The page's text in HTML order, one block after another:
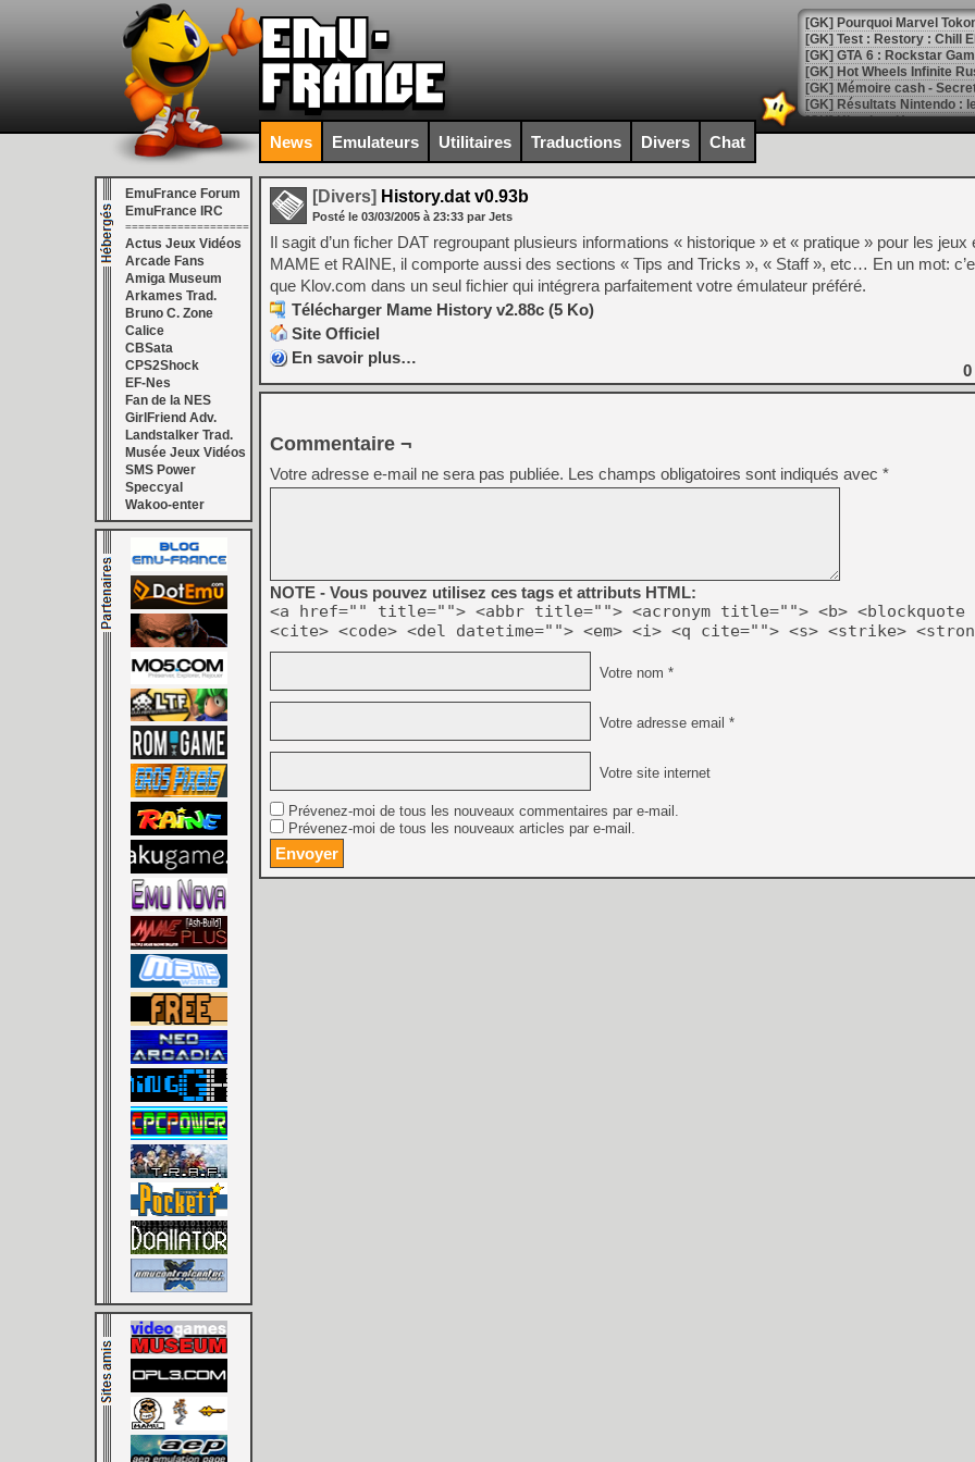
[GK] Pourquoi Marvel
[GK] Test : Restory : Chill
[GK] GTA 6 : Rockstar
[GK] Hot Wheels Infinite
[GK] Mémoire cash -
[GK] Résultats Nintendo :
[GK] Déjà des
[Mo5] Brickboy cherche à
[GK] Minecraft et ses «
[GK] Beast of
[GK] Ubisoft : fin de partie
[GK] Mémoire cash -
[GK] Dan Houser (GTA)
[GK] Comment EA Sports
[GK] Crimson Moon : un
[GK] Isle of Reveries : le
[GK] Moonlighter 2 : The
[GK] Capcom relance
[Mo5] Deux inédits du
[GK] Le beat'em up The
[GK] Endless Legend 2 :
[LS] [PS5] Le WebKit
[GK] Oubliez Crazy Taxi,
[LS] [Switch] NSZ 5.0.0
[GK] No More Room in
[GK] Un chatbot Atelier
[GK] Mémoire cash -
[GK] Nvidia : le prix des
[GK] Suikoden Star Leap
[Mo5] La mini borne
News Emulateurs Utilitaires Traductions Divers Chat
EmuFrance Forum
EmuFrance IRC
===================
Actus Jeux Vidéos
Arcade Fans
Amiga Museum
Arkames Trad.
Bruno C. Zone
Calice
CBSata
CPS2Shock
EF-Nes
Fan de la NES
GirlFriend Adv.
Landstalker Trad.
Musée Jeux Vidéos
SMS Power
Speccyal
Wakoo-enter
[Divers] History.dat v0.93b
Posté le 03/03/2005 à 23:33 par Jets
Il sagit d’un ficher DAT regroupant plusieurs informations « historique » et « pratique » pour les jeux
MAME et RAINE, il comporte aussi des sections « Tips and Tricks », « Staff », etc… En un mot:
que Klov.com dans un seul fichier qui intégrera parfaitement votre émulateur préféré.
Télécharger Mame History v2.88c (5 Ko)
Site Officiel
En savoir plus…
0
Commentaire ¬
Votre adresse e-mail ne sera pas publiée. Les champs obligatoires sont indiqués avec *
NOTE - Vous pouvez utilisez ces tags et attributs HTML:
<a href="" title=""> <abbr title=""> <acronym title=""> <b> <blockquote
<cite> <code> <del datetime=""> <em> <i> <q cite=""> <s> <strike>
Votre nom *
Votre adresse email *
Votre site internet
Prévenez-moi de tous les nouveaux commentaires par e-mail.
Prévenez-moi de tous les nouveaux articles par e-mail.